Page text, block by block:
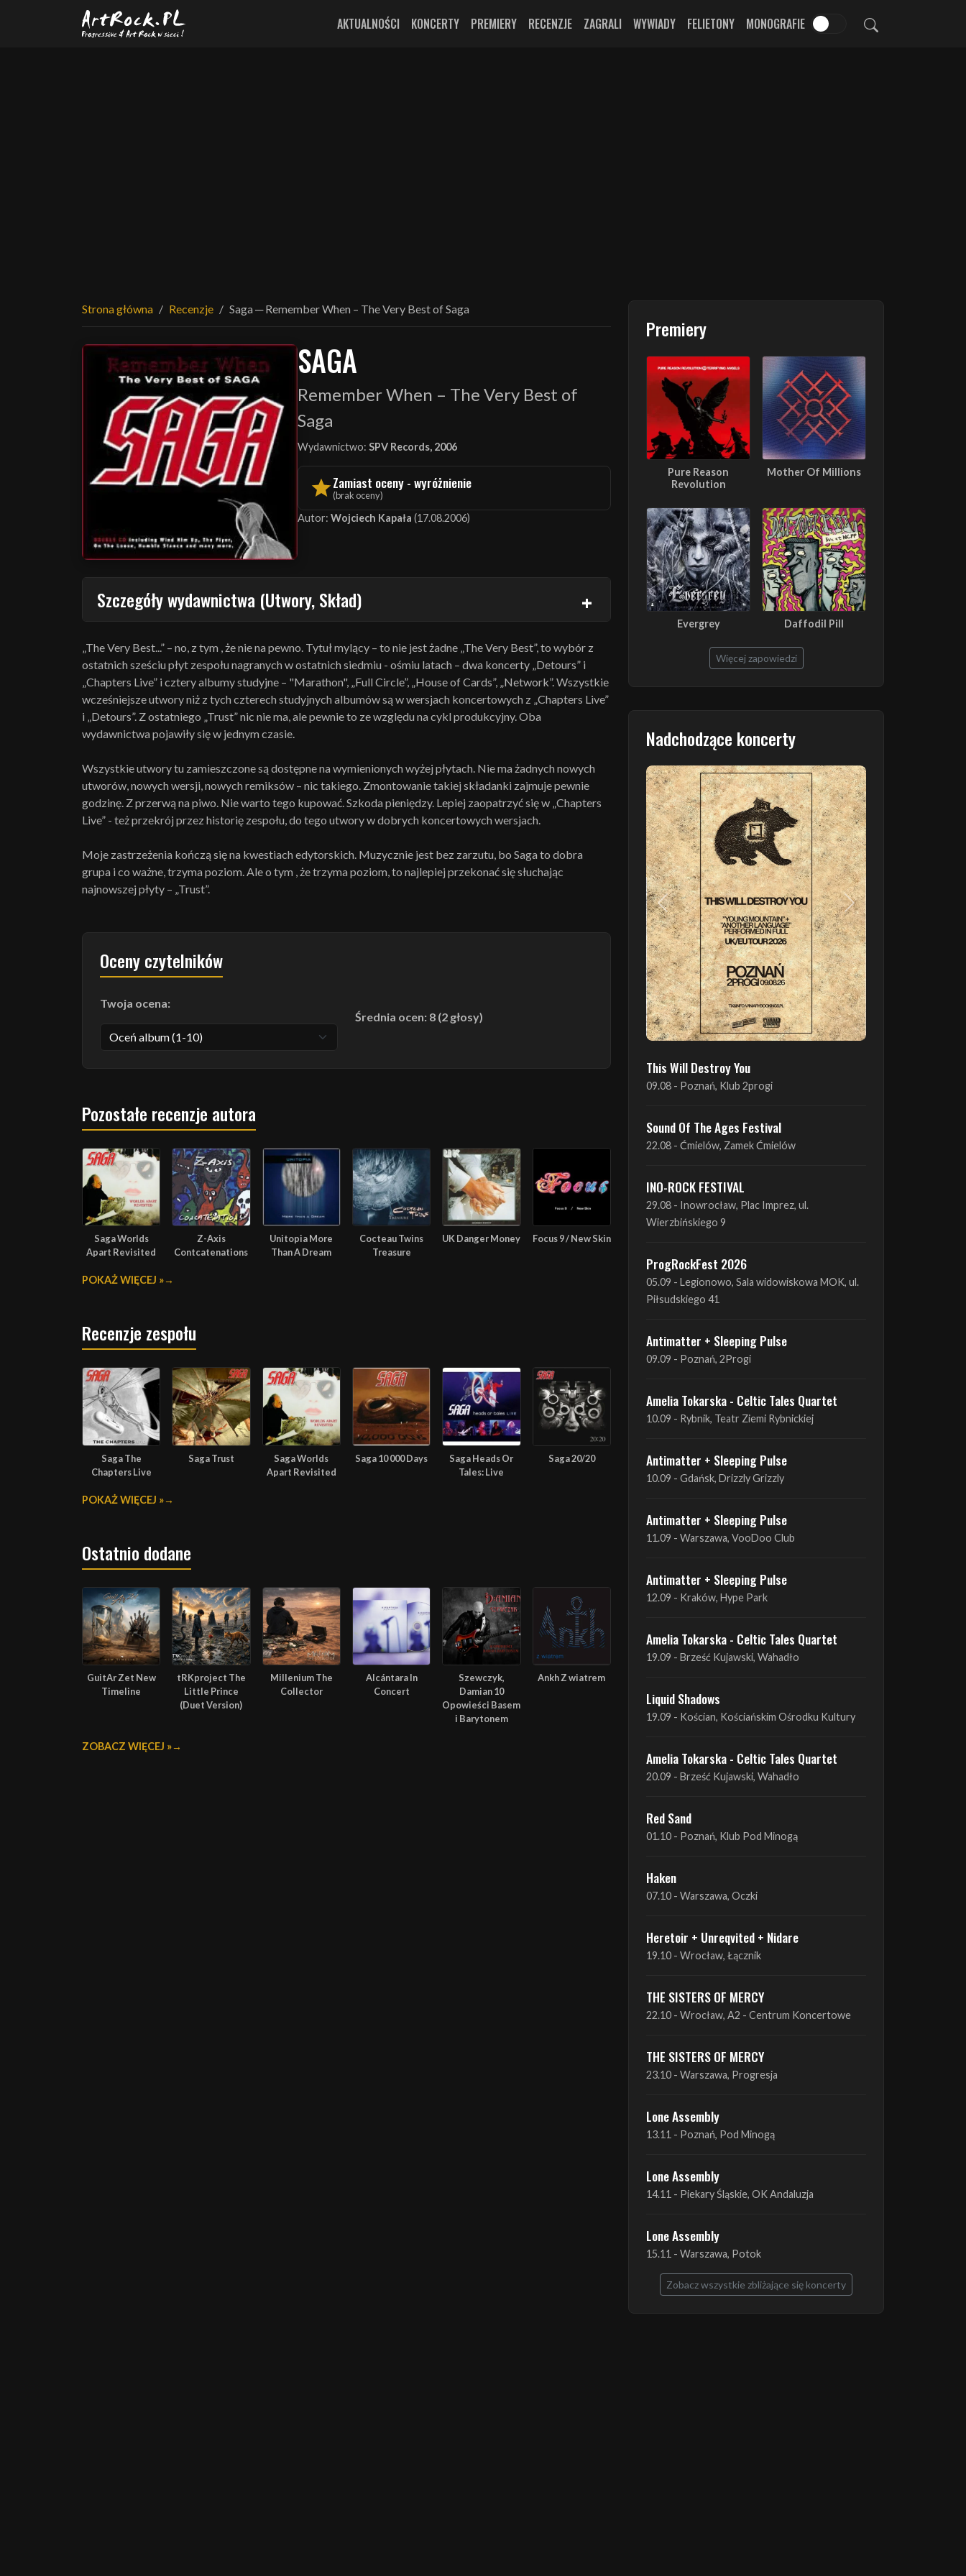
Przejdź do treści głównej
AKTUALNOŚCI KONCERTY PREMIERY RECENZJE ZAGRALI WYWIADY FELIETONY MONOGRAFIE
Strona główna Recenzje Saga ─ Remember When – The Very Best of Saga
SAGA
Remember When – The Very Best of
Saga
Wydawnictwo: SPV Records, 2006
Zamiast oceny - wyróżnienie
(brak oceny)
Autor: Wojciech Kapała (17.08.2006)
Szczegóły wydawnictwa (Utwory, Skład)
„The Very Best...” – no, z tym , że nie na pewno. Tytuł mylący – to nie jest żadne „The Very Best”, to wybór z
ostatnich sześciu płyt zespołu nagranych w ostatnich siedmiu - ośmiu latach – dwa koncerty „Detours” i
„Chapters Live” i cztery albumy studyjne – "Marathon", „Full Circle”, „House of Cards”, „Network”. Wszystkie
wcześniejsze utwory niż z tych czterech studyjnych albumów są w wersjach koncertowych z „Chapters Live”
i „Detours”. Z ostatniego „Trust” nic nie ma, ale pewnie to ze względu na cykl produkcyjny. Oba
wydawnictwa pojawiły się w jednym czasie.
Wszystkie utwory tu zamieszczone są dostępne na wymienionych wyżej płytach. Nie ma żadnych nowych
utworów, nowych wersji, nowych remiksów – nic takiego. Zmontowanie takiej składanki zajmuje pewnie
godzinę. Z przerwą na piwo. Nie warto tego kupować. Szkoda pieniędzy. Lepiej zaopatrzyć się w „Chapters
Live” - też przekrój przez historię zespołu, do tego utwory w dobrych koncertowych wersjach.
Moje zastrzeżenia kończą się na kwestiach edytorskich. Muzycznie jest bez zarzutu, bo Saga to dobra
grupa i co ważne, trzyma poziom. Ale o tym , że trzyma poziom, to najlepiej przekonać się słuchając
najnowszej płyty – „Trust”.
Oceny czytelników
Twoja ocena:
Średnia ocen: 8 (2 głosy)
Pozostałe recenzje autora
Saga Worlds
Apart Revisited
Z-Axis
Contcatenations
Unitopia More
Than A Dream
Cocteau Twins
Treasure
UK Danger Money Focus 9 / New Skin
POKAŻ WIĘCEJ »
Recenzje zespołu
Saga The
Chapters Live
Saga Trust
Saga Worlds
Apart Revisited
Saga 10 000 Days
Saga Heads Or
Tales: Live
Saga 20/20
POKAŻ WIĘCEJ »
Ostatnio dodane
GuitAr Zet New
Timeline
tRKproject The
Little Prince
(Duet Version)
Millenium The
Collector
Alcántara In
Concert
Szewczyk,
Damian 10
Opowieści Basem
i Barytonem
Ankh Z wiatrem
ZOBACZ WIĘCEJ »
Premiery
Pure Reason
Revolution
Mother Of Millions
Evergrey Daffodil Pill
Więcej zapowiedzi
Nadchodzące koncerty
Poprzedni Następny
This Will Destroy You
09.08 - Poznań, Klub 2progi
Sound Of The Ages Festival
22.08 - Ćmielów, Zamek Ćmielów
INO-ROCK FESTIVAL
29.08 - Inowrocław, Plac Imprez, ul.
Wierzbińskiego 9
ProgRockFest 2026
05.09 - Legionowo, Sala widowiskowa MOK, ul.
Piłsudskiego 41
Antimatter + Sleeping Pulse
09.09 - Poznań, 2Progi
Amelia Tokarska - Celtic Tales Quartet
10.09 - Rybnik, Teatr Ziemi Rybnickiej
Antimatter + Sleeping Pulse
10.09 - Gdańsk, Drizzly Grizzly
Antimatter + Sleeping Pulse
11.09 - Warszawa, VooDoo Club
Antimatter + Sleeping Pulse
12.09 - Kraków, Hype Park
Amelia Tokarska - Celtic Tales Quartet
19.09 - Brześć Kujawski, Wahadło
Liquid Shadows
19.09 - Kościan, Kościańskim Ośrodku Kultury
Amelia Tokarska - Celtic Tales Quartet
20.09 - Brześć Kujawski, Wahadło
Red Sand
01.10 - Poznań, Klub Pod Minogą
Haken
07.10 - Warszawa, Oczki
Heretoir + Unreqvited + Nidare
19.10 - Wrocław, Łącznik
THE SISTERS OF MERCY
22.10 - Wrocław, A2 - Centrum Koncertowe
THE SISTERS OF MERCY
23.10 - Warszawa, Progresja
Lone Assembly
13.11 - Poznań, Pod Minogą
Lone Assembly
14.11 - Piekary Śląskie, OK Andaluzja
Lone Assembly
15.11 - Warszawa, Potok
Zobacz wszystkie zbliżające się koncerty